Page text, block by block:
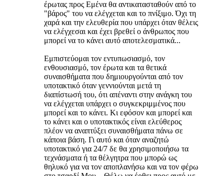
έρωτας προς Εμένα θα αντικατασταθούν από το
"βάρος" του να ελέγχεται και το πνίξιμο. Όχι τη
χαρά και την ελευθερία που υπάρχει όταν θέλεις
να ελέγχεσαι και έχει βρεθεί ο άνθρωπος που
μπορεί να το κάνει αυτό αποτελεσματικά...
Εμπιστεύομαι τον εντυπωσιασμό, τον
ενθουσιασμό, τον έρωτα και τα θετικά
συναισθήματα που δημιουργούνται από τον
υποτακτικό όταν γεννιούνται μετά τη
διαπίστωσή του, ότι απέναντι στην ανάγκη του
να ελέγχεται υπάρχει ο συγκεκριμμένος που
μπορεί και το κάνει. Κι εφόσον και μπορεί και
το κάνει και ο υποτακτικός είναι ελεύθερος
πλέον να αναπτύξει συναισθήματα πάνω σε
κάποια βάση. Γι αυτό και όταν αναζητώ
υποτακτικό για 24/7 δε θα χρησιμοποιήσω τα
τεχνάσματα ή τα θέλγητρα που μπορώ ως
θηλυκό για να τον αποπλανήσω και να τον φέρω